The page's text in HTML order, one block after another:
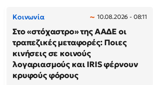
Κοινωνία 10.08.2026 - 08:11
Στο «στόχαστρο» της ΑΑΔΕ οι
τραπεζικές μεταφορές: Ποιες
κινήσεις σε κοινούς
λογαριασμούς και IRIS φέρνουν
κρυφούς φόρους